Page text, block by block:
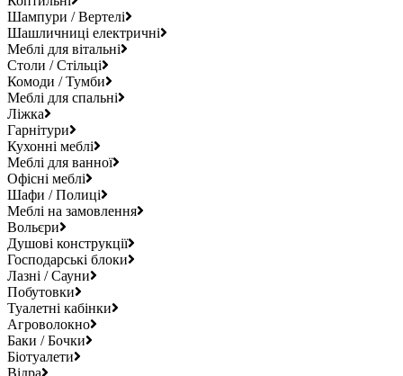
Шампури / Вертелі
Шашличниці електричні
Меблі для вітальні
Столи / Стільці
Комоди / Тумби
Меблі для спальні
Ліжка
Гарнітури
Кухонні меблі
Меблі для ванної
Офісні меблі
Шафи / Полиці
Меблі на замовлення
Вольєри
Душові конструкції
Господарські блоки
Лазні / Сауни
Побутовки
Туалетні кабінки
Агроволокно
Баки / Бочки
Біотуалети
Відра